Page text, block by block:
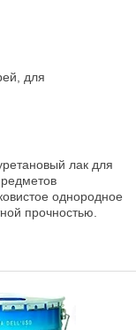
для
лак для
однородное
прочностью.